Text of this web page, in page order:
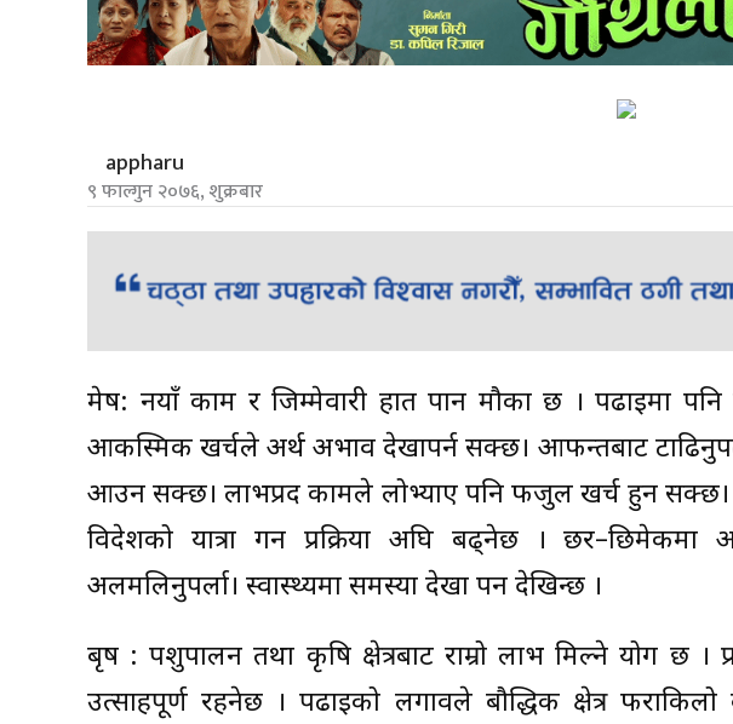
appharu
९ फाल्गुन २०७६, शुक्रबार
मेष: नयाँ काम र जिम्मेवारी हात पार्ने मौका छ । पढाइमा
आकस्मिक खर्चले अर्थ अभाव देखापर्न सक्छ। आफन्तबाट
आउन सक्छ। लाभप्रद कामले लोभ्याए पनि फजुल खर्च हुन सक्छ।
विदेशको यात्रा गर्ने प्रक्रिया अघि बढ्नेछ ।
अलमलिनुपर्ला। स्वास्थ्यमा समस्या देखा पर्ने देखिन्छ ।
बृष : पशुपालन तथा कृषि क्षेत्रबाट राम्रो लाभ मिल्ने योग छ ।
उत्साहपूर्ण रहनेछ । पढाइको लगावले बौद्धिक क्षेत्र